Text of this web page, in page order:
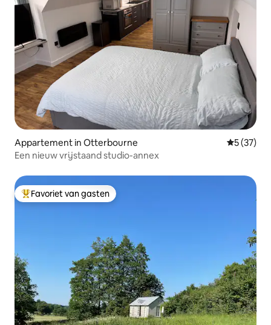
Appartement in Otterbourne
5 (37)
Een nieuw vrijstaand studio-annex
Topfavoriet van gasten
Favoriet van gasten